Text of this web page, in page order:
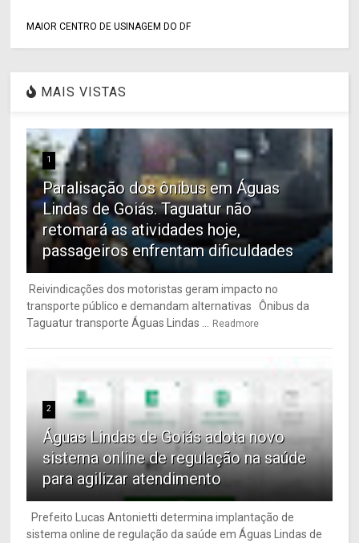
MAIOR CENTRO DE USINAGEM DO DF
MAIS VISTAS
1
Paralisação dos ônibus em Águas
Lindas de Goiás. Taguatur não
retomará as atividades hoje,
passageiros enfrentam dificuldades
Reivindicações dos motoristas geram impacto no
transporte público e demandam alternativas Ônibus da
Taguatur transporte Águas Lindas ...
Readmore
2
Águas Lindas de Goiás adota novo
sistema online de regulação na saúde
para agilizar atendimento
Prefeito Lucas Antonietti determina implantação de
sistema online de regulação da saúde em Águas Lindas de